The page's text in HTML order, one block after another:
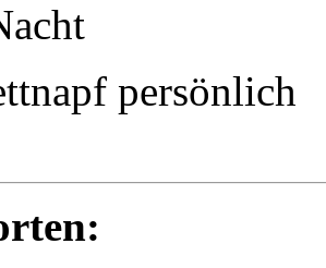
persönlich